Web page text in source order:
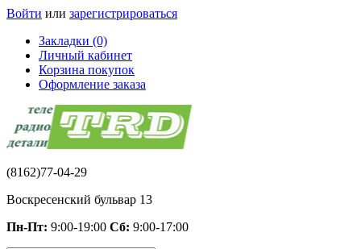
Войти или зарегистрироваться
Закладки (0)
Личный кабинет
Корзина покупок
Оформление заказа
(8162)77-04-29
Воскресенский бульвар 13
Пн-Пт: 9:00-19:00 Сб: 9:00-17:00